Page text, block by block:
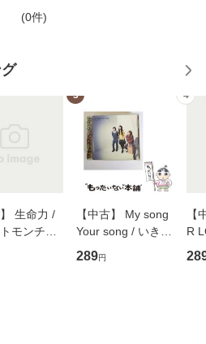
(0件)
】 生命力 /
モンチー /
レコード
ール便送
3
【中古】 My song
Your song / いきも
のがかり / [CD]
【メール便送料無
289円
4
【
R
産